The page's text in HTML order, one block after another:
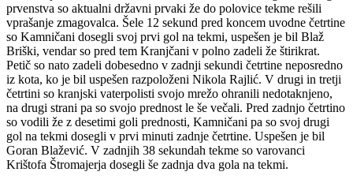
prvenstva so aktualni državni prvaki že do polovice tekme rešili
vprašanje zmagovalca. Šele 12 sekund pred koncem uvodne četrtine
so Kamničani dosegli svoj prvi gol na tekmi, uspešen je bil Blaž
Briški, vendar so pred tem Kranjčani v polno zadeli že štirikrat.
Petič so nato zadeli dobesedno v zadnji sekundi četrtine neposredno
iz kota, ko je bil uspešen razpoloženi Nikola Rajlić. V drugi in tretji
četrtini so kranjski vaterpolisti svojo mrežo ohranili nedotaknjeno,
na drugi strani pa so svojo prednost le še večali. Pred zadnjo četrtino
so vodili že z desetimi goli prednosti, Kamničani pa so svoj drugi
gol na tekmi dosegli v prvi minuti zadnje četrtine. Uspešen je bil
Goran Blažević. V zadnjih 38 sekundah tekme so varovanci
Krištofa Štromajerja dosegli še zadnja dva gola na tekmi.